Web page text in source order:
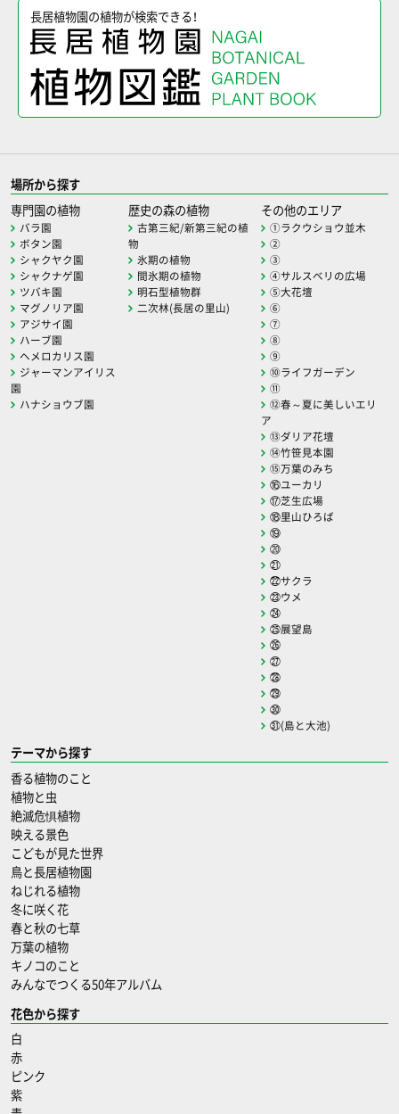
長居植物園の植物が検索できる！
場所から探す
専門園の植物
バラ園
ボタン園
シャクヤク園
シャクナゲ園
ツバキ園
マグノリア園
アジサイ園
ハーブ園
ヘメロカリス園
ジャーマンアイリス
園
ハナショウブ園
歴史の森の植物
古第三紀/新第三紀の植
物
氷期の植物
間氷期の植物
明石型植物群
二次林(長居の里山)
その他のエリア
①ラクウショウ並木
②
③
④サルスベリの広場
⑤大花壇
⑥
⑦
⑧
⑨
⑩ライフガーデン
⑪
⑫春～夏に美しいエリ
ア
⑬ダリア花壇
⑭竹笹見本園
⑮万葉のみち
⑯ユーカリ
⑰芝生広場
⑱里山ひろば
⑲
⑳
㉑
㉒サクラ
㉓ウメ
㉔
㉕展望島
㉖
㉗
㉘
㉙
㉚
㉛(島と大池)
テーマから探す
香る植物のこと
植物と虫
絶滅危惧植物
映える景色
こどもが見た世界
鳥と長居植物園
ねじれる植物
冬に咲く花
春と秋の七草
万葉の植物
キノコのこと
みんなでつくる50年アルバム
花色から探す
白
赤
ピンク
紫